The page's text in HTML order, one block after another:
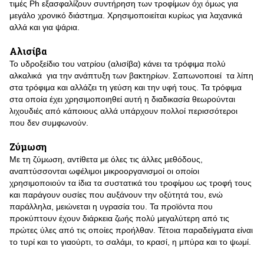
τιμές Ph εξασφαλίζουν συντήρηση των τροφίμων όχι όμως για
μεγάλο χρονικό διάστημα. Χρησιμοποιείται κυρίως για λαχανικά
αλλά και για ψάρια.
Αλισίβα
Το υδροξείδιο του νατρίου (αλισίβα) κάνει τα τρόφιμα πολύ
αλκαλικά για την ανάπτυξη των βακτηρίων. Σαπωνοποιεί τα λίπη
στα τρόφιμα και αλλάζει τη γεύση και την υφή τους. Τα τρόφιμα
στα οποία έχει χρησιμοποιηθεί αυτή η διαδικασία θεωρούνται
λιχουδιές από κάποιους αλλά υπάρχουν πολλοί περισσότεροι
που δεν συμφωνούν.
Ζύμωση
Με τη ζύμωση, αντίθετα με όλες τις άλλες μεθόδους,
αναπτύσσονται ωφέλιμοι μικροοργανισμοί οι οποίοι
χρησιμοποιούν τα ίδια τα συστατικά του τροφίμου ως τροφή τους
και παράγουν ουσίες που αυξάνουν την οξύτητά του, ενώ
παράλληλα, μειώνεται η υγρασία του. Τα προϊόντα που
προκύπτουν έχουν διάρκεια ζωής πολύ μεγαλύτερη από τις
πρώτες ύλες από τις οποίες προήλθαν. Τέτοια παραδείγματα είναι
το τυρί και το γιαούρτι, το σαλάμι, το κρασί, η μπύρα και το ψωμί.